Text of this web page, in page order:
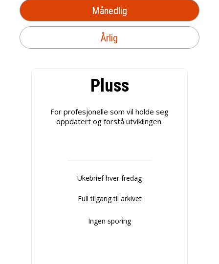
Månedlig
Årlig
Pluss
For profesjonelle som vil holde seg
oppdatert og forstå utviklingen.
Ukebrief hver fredag
Full tilgang til arkivet
Ingen sporing